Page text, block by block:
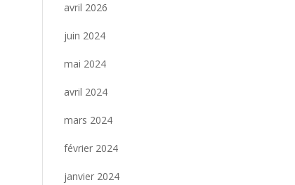
avril 2026
juin 2024
mai 2024
avril 2024
mars 2024
février 2024
janvier 2024